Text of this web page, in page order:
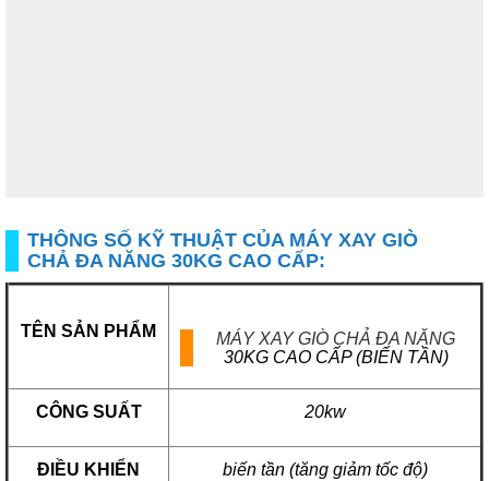
THÔNG SỐ KỸ THUẬT CỦA MÁY XAY GIÒ
CHẢ ĐA NĂNG 30KG CAO CẤP:
TÊN SẢN PHẨM
MÁY XAY GIÒ CHẢ ĐA NĂNG
30KG CAO CẤP (BIẾN TẦN)
CÔNG SUẤT 20kw
ĐIỀU KHIỂN biến tần (tăng giảm tốc độ)